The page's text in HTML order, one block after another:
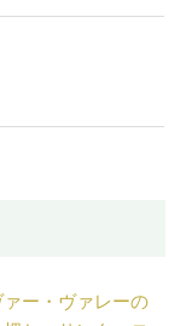
ー・ヴァレーの